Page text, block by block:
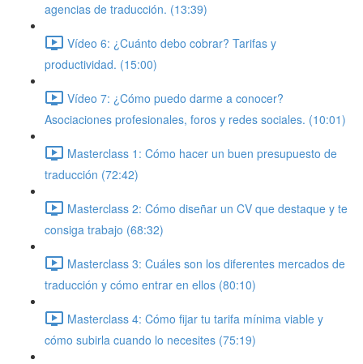
agencias de traducción. (13:39)
Vídeo 6: ¿Cuánto debo cobrar? Tarifas y
productividad. (15:00)
Vídeo 7: ¿Cómo puedo darme a conocer?
Asociaciones profesionales, foros y redes sociales. (10:01)
Masterclass 1: Cómo hacer un buen presupuesto de
traducción (72:42)
Masterclass 2: Cómo diseñar un CV que destaque y te
consiga trabajo (68:32)
Masterclass 3: Cuáles son los diferentes mercados de
traducción y cómo entrar en ellos (80:10)
Masterclass 4: Cómo fijar tu tarifa mínima viable y
cómo subirla cuando lo necesites (75:19)